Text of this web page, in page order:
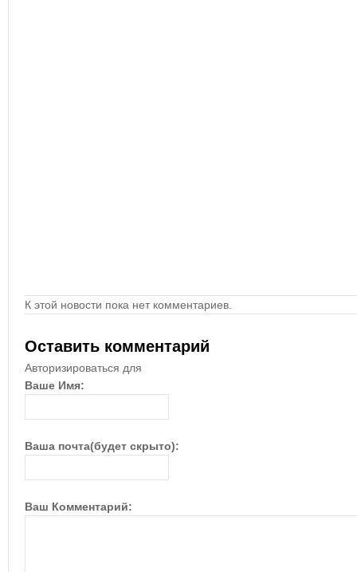
К этой новости пока нет комментариев.
Оставить комментарий
Авторизироваться для
Ваше Имя:
Ваша почта(будет скрыто):
Ваш Комментарий: